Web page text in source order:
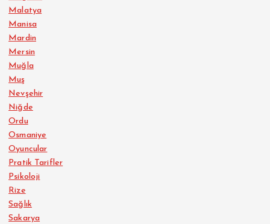
Malatya
Manisa
Mardin
Mersin
Muğla
Muş
Nevşehir
Niğde
Ordu
Osmaniye
Oyuncular
Pratik Tarifler
Psikoloji
Rize
Sağlık
Sakarya